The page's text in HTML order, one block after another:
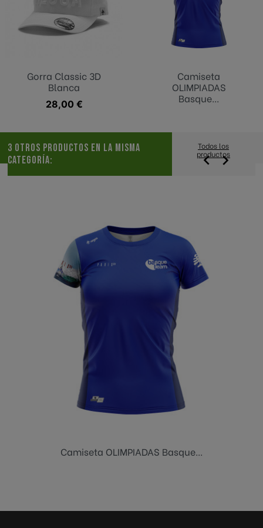
Gorra Classic 3D
Blanca
Precio
28,00 €
Camiseta
OLIMPIADAS
Basque...
3 OTROS PRODUCTOS EN LA MISMA
CATEGORÍA:
Todos los
productos

Camiseta OLIMPIADAS Basque...
